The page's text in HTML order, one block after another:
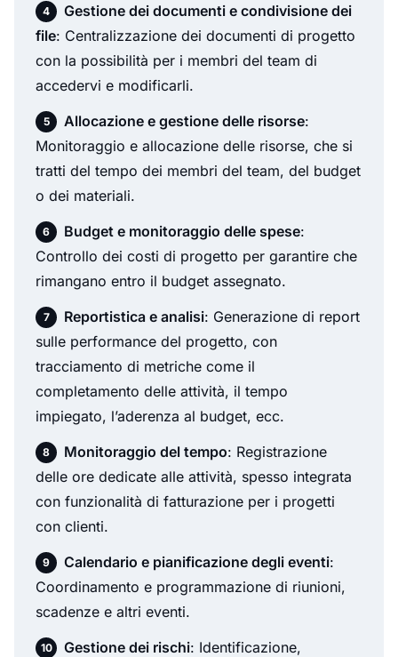
Gestione dei documenti e condivisione dei
file: Centralizzazione dei documenti di progetto
con la possibilità per i membri del team di
accedervi e modificarli.
Allocazione e gestione delle risorse:
Monitoraggio e allocazione delle risorse, che si
tratti del tempo dei membri del team, del budget
o dei materiali.
Budget e monitoraggio delle spese:
Controllo dei costi di progetto per garantire che
rimangano entro il budget assegnato.
Reportistica e analisi: Generazione di report
sulle performance del progetto, con
tracciamento di metriche come il
completamento delle attività, il tempo
impiegato, l’aderenza al budget, ecc.
Monitoraggio del tempo: Registrazione
delle ore dedicate alle attività, spesso integrata
con funzionalità di fatturazione per i progetti
con clienti.
Calendario e pianificazione degli eventi:
Coordinamento e programmazione di riunioni,
scadenze e altri eventi.
Gestione dei rischi: Identificazione,